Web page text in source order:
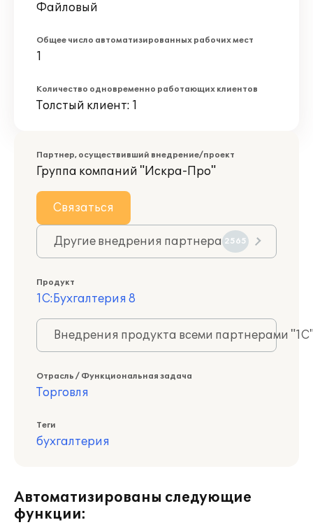
Файловый
Общее число автоматизированных рабочих мест
1
Количество одновременно работающих клиентов
Толстый клиент: 1
Партнер, осуществивший внедрение/проект
Группа компаний "Искра-Про"
Связаться
Другие внедрения партнера 2565
Продукт
1С:Бухгалтерия 8
Внедрения продукта всеми партнерами
Отрасль / Функциональная задача
Торговля
Теги
бухгалтерия
Автоматизированы следующие
функции: